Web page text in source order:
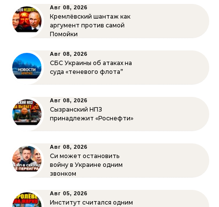
Авг 08, 2026
Кремлёвский шантаж как
аргумент против самой
Помойки
Авг 08, 2026
СБС Украины об атаках на
суда «теневого флота”
Авг 08, 2026
Сызранский НПЗ
принадлежит «Роснефти»
Авг 08, 2026
Си может остановить
войну в Украине одним
звонком
Авг 05, 2026
Институт считался одним